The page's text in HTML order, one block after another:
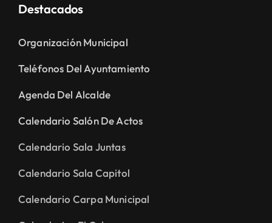
Destacados
Organización Municipal
Teléfonos Del Ayuntamiento
Agenda Del Alcalde
Calendario Salón De Actos
Calendario Sala Juntas
Calendario Sala Capitol
Calendario Carpa Municipal